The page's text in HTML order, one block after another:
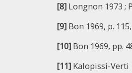
[8] Longnon 1973 ;
[9] Bon 1969, p.
[10] Bon 1969, pp.
[11] Kalopissi-Verti